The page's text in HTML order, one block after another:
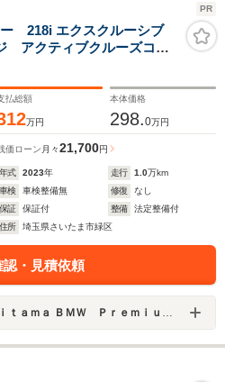
PR
218i エクスクルーシブ
アクティブクルーズコン
スプレイ 全周囲カメラ
ト ハーマンカードンス
払総額
万円
本体価格
298.0万円
価ローン 月々21,700円
年式 2023年 走行 1.0万km
車検
車検整備無 修復
なし
保証
保証付 整備
法定整備付
住所
埼玉県さいたま市緑区
認・見積依頼
Ｗ Ｐｒｅｍｉｕｍ Ｓｅｌｅｃｔｉｏｎ 浦和美園